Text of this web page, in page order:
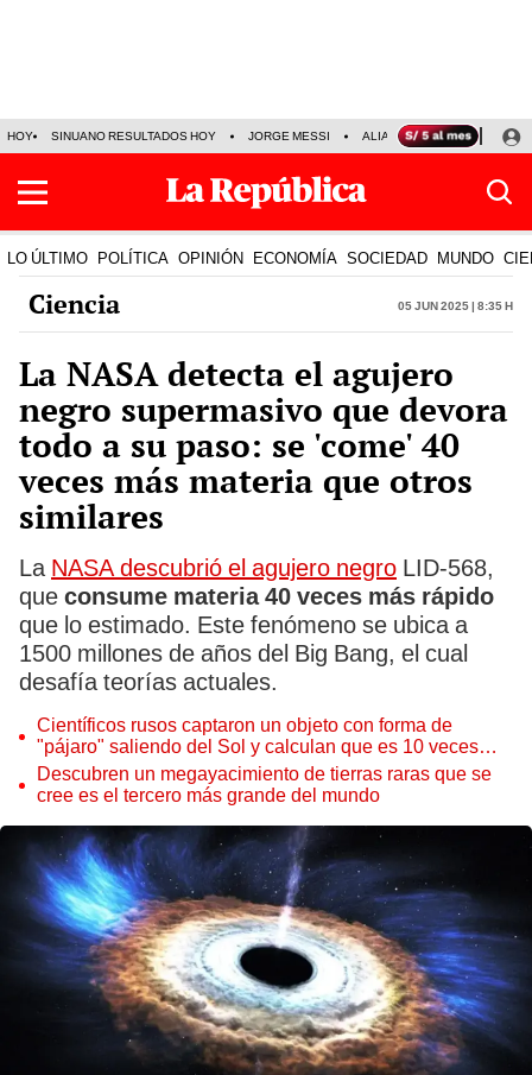
HOY SINUANO RESULTADOS HOY JORGE MESSI ALIANZA LIMA VS SPORT
LO ÚLTIMO POLÍTICA OPINIÓN ECONOMÍA SOCIEDAD MUNDO
Ciencia 05 Jun 2025 | 8:35 h
La NASA detecta el agujero
negro supermasivo que devora
todo a su paso: se 'come' 40
veces más materia que otros
similares
La NASA descubrió el agujero negro LID-568,
que consume materia 40 veces más rápido
que lo estimado. Este fenómeno se ubica a
1500 millones de años del Big Bang, el cual
desafía teorías actuales.
Científicos rusos captaron un objeto con forma de
"pájaro" saliendo del Sol y calculan que es 10 veces
más grande que la Tierra
Descubren un megayacimiento de tierras raras que se
cree es el tercero más grande del mundo